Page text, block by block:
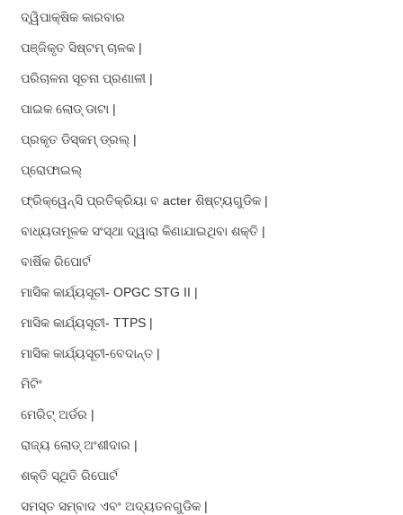
ଦ୍ୱିପାକ୍ଷିକ କାରବାର
ପଞ୍ଜିକୃତ ସିଷ୍ଟମ୍ ଚାଳକ |
ପରିଚାଳନା ସୂଚନା ପ୍ରଣାଳୀ |
ପାଇକ ଲୋଡ୍ ଡାଟା |
ପ୍ରକୃତ ଡିସ୍କମ୍ ଡ୍ରଲ୍ |
ପ୍ରୋଫାଇଲ୍
ଫ୍ରିକ୍ୱେନ୍ସି ପ୍ରତିକ୍ରିୟା ବ acter ଶିଷ୍ଟ୍ୟଗୁଡିକ |
ବାଧ୍ୟତାମୂଳକ ସଂସ୍ଥା ଦ୍ୱାରା କିଣାଯାଇଥିବା ଶକ୍ତି |
ବାର୍ଷିକ ରିପୋର୍ଟ
ମାସିକ କାର୍ଯ୍ୟସୂଚୀ- OPGC STG II |
ମାସିକ କାର୍ଯ୍ୟସୂଚୀ- TTPS |
ମାସିକ କାର୍ଯ୍ୟସୂଚୀ-ବେଦାନ୍ତ |
ମିଟିଂ
ମେରିଟ୍ ଅର୍ଡର |
ରାଜ୍ୟ ଲୋଡ୍ ଅଂଶୀଦାର |
ଶକ୍ତି ସ୍ଥିତି ରିପୋର୍ଟ
ସମସ୍ତ ସମ୍ବାଦ ଏବଂ ଅଦ୍ୟତନଗୁଡିକ |